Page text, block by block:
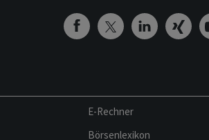
E-Rechner
Börsenlexikon